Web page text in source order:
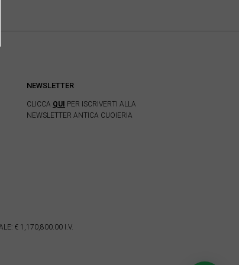
NEWSLETTER
CLICCA QUI
PER ISCRIVERTI ALLA
NEWSLETTER ANTICA CUOIERIA
€ 1,170,800.00 I.V.